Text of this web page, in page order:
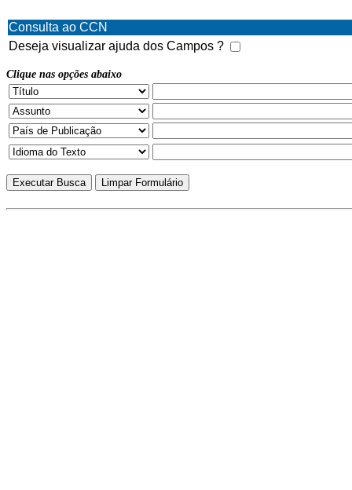
Consulta ao CCN
Deseja visualizar ajuda dos Campos ?
Clique nas opções abaixo